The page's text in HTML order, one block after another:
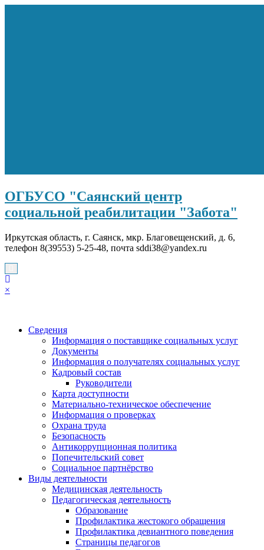
ОГБУСО "Саянский центр
социальной реабилитации "Забота"
Иркутская область, г. Саянск, мкр. Благовещенский, д. 6,
телефон 8(39553) 5-25-48, почта sddi38@yandex.ru
×
Сведения
Информация о поставщике социальных услуг
Документы
Информация о получателях социальных услуг
Кадровый состав
Руководители
Карта доступности
Материально-техническое обеспечение
Информация о проверках
Охрана труда
Безопасность
Антикоррупционная политика
Попечительский совет
Социальное партнёрство
Виды деятельности
Медицинская деятельность
Педагогическая деятельность
Образование
Профилактика жестокого обращения
Профилактика девиантного поведения
Страницы педагогов